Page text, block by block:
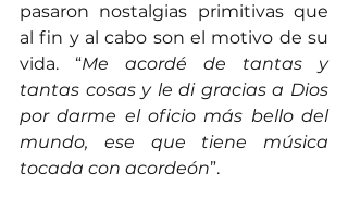
pasaron nostalgias primitivas que
al fin y al cabo son el motivo de su
vida. “Me acordé de tantas y
tantas cosas y le di gracias a Dios
por darme el oficio más bello del
mundo, ese que tiene música
tocada con acordeón”.